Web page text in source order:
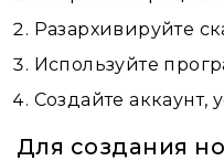
Разархивируйте
Используйте
Создайте аккаунт,
Для создания